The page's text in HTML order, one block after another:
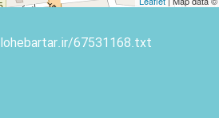
lohebartar.ir/67531168.txt